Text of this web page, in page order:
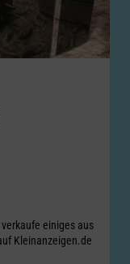
einiges aus
Kleinanzeigen.de